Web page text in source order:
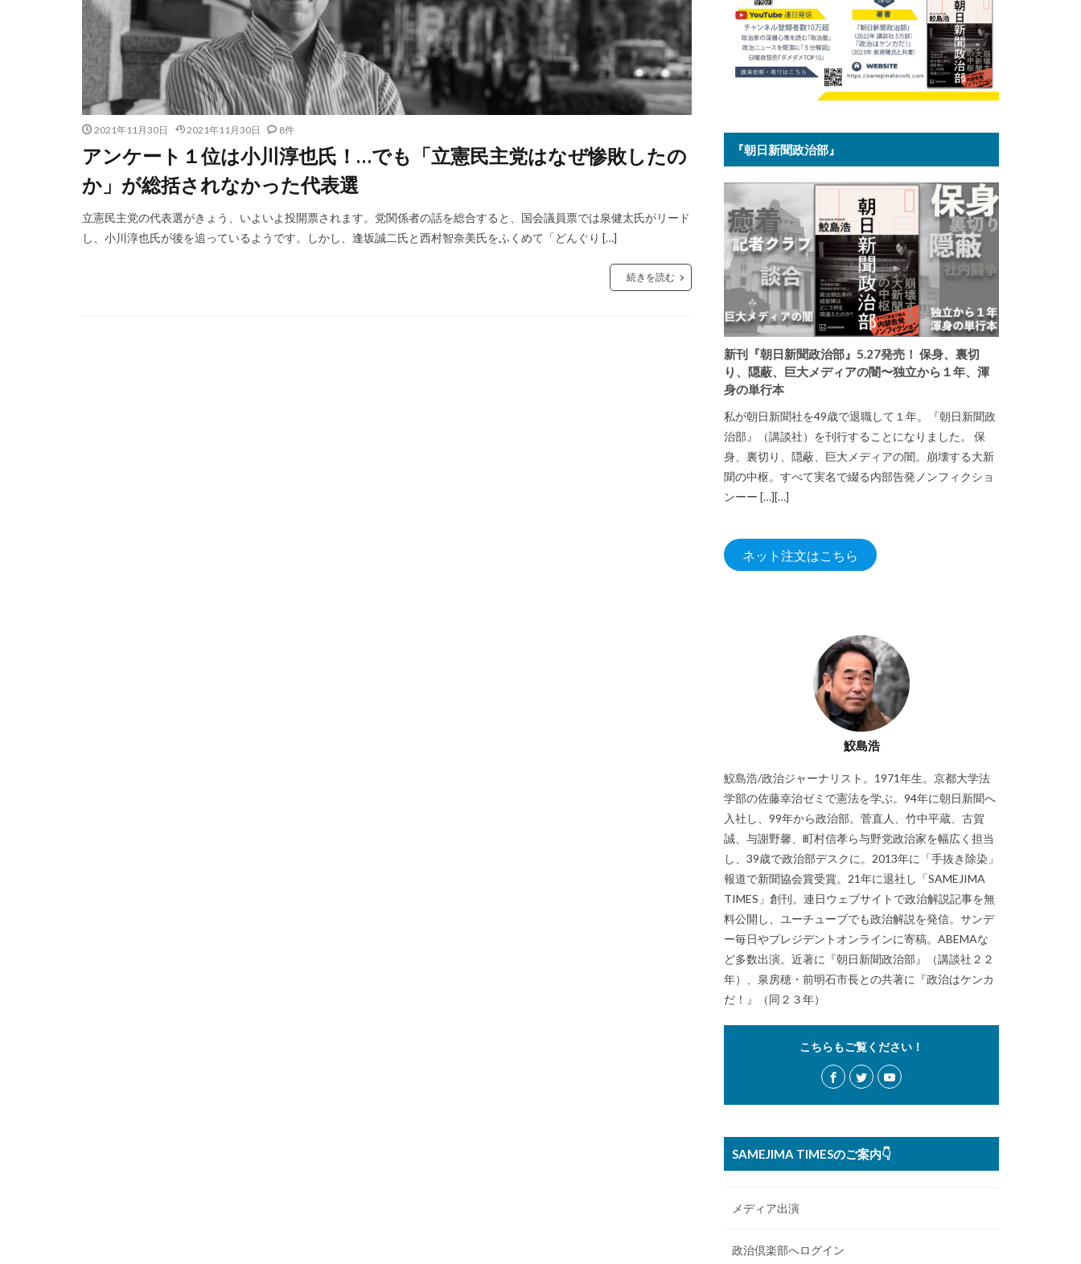
2021年11月30日 2021年11月30日 8件
アンケート１位は小川淳也氏！…でも「立憲民主党はなぜ惨敗したの
か」が総括されなかった代表選
立憲民主党の代表選がきょう、いよいよ投開票されます。党関係者の話を総合すると、国会議員票では泉健太氏がリード
し、小川淳也氏が後を追っているようです。しかし、逢坂誠二氏と西村智奈美氏をふくめて「どんぐり […]
続きを読む
『朝日新聞政治部』
新刊『朝日新聞政治部』5.27発売！ 保身、裏切
り、隠蔽、巨大メディアの闇〜独立から１年、渾
身の単行本
私が朝日新聞社を49歳で退職して１年。『朝日新聞政
治部』（講談社）を刊行することになりました。 保
身、裏切り、隠蔽、巨大メディアの闇。崩壊する大新
聞の中枢。すべて実名で綴る内部告発ノンフィクショ
ンーー […][…]
ネット注文はこちら
鮫島浩
鮫島浩/政治ジャーナリスト。1971年生。京都大学法
学部の佐藤幸治ゼミで憲法を学ぶ。94年に朝日新聞へ
入社し、99年から政治部。菅直人、竹中平蔵、古賀
誠、与謝野馨、町村信孝ら与野党政治家を幅広く担当
し、39歳で政治部デスクに。2013年に「手抜き除染」
報道で新聞協会賞受賞。21年に退社し「SAMEJIMA
TIMES」創刊。連日ウェブサイトで政治解説記事を無
料公開し、ユーチューブでも政治解説を発信。サンデ
ー毎日やプレジデントオンラインに寄稿。ABEMAな
ど多数出演。近著に『朝日新聞政治部』（講談社２２
年）、泉房穂・前明石市長との共著に『政治はケンカ
だ！』（同２３年）
こちらもご覧ください！
SAMEJIMA TIMESのご案内👇
メディア出演
政治倶楽部へログイン